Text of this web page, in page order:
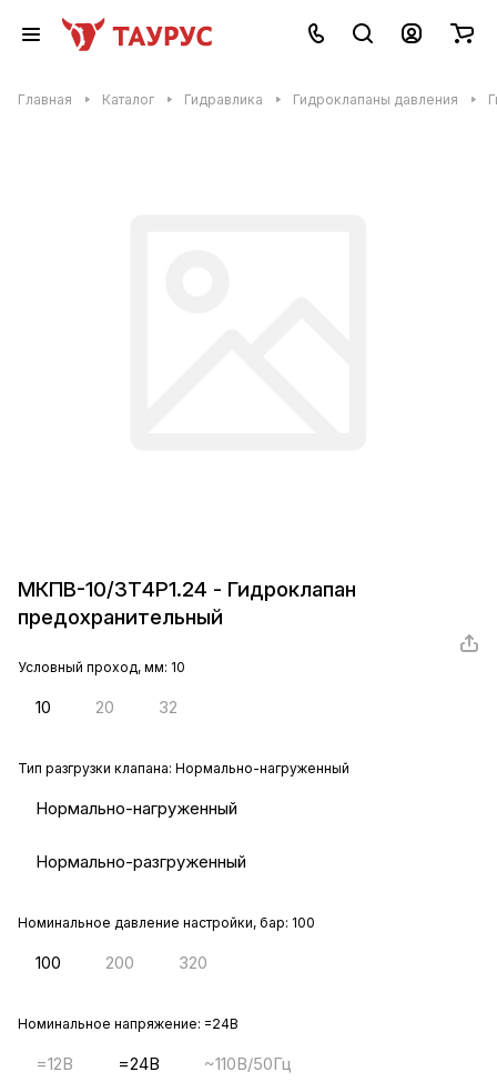
Главная Каталог Гидравлика Гидроклапаны давления
МКПВ-10/3Т4Р1.24 - Гидроклапан
предохранительный
Условный проход, мм: 10
10 20 32
Тип разгрузки клапана: Нормально-нагруженный
Нормально-нагруженный
Нормально-разгруженный
Номинальное давление настройки, бар: 100
100 200 320
Номинальное напряжение: =24В
=12В =24В ~110В/50Гц